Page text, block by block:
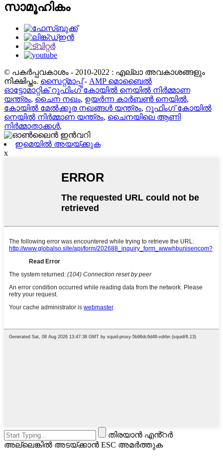
സാമൂഹികം
© പകർപ്പവകാശം - 2010-2022 : എല്ലാ അവകാശങ്ങളും
നിക്ഷിപ്തം. സൈറ്റ്മാപ്പ്- AMP മൊബൈൽ
ഓട്ടോമാറ്റിക് റൂഫിംഗ് കോയിൽ നെയിൽ നിർമ്മാണ
യന്ത്രം, ചൈന നഖം, ഉയർന്ന കാർബൺ നെയിൽ,
കോയിൽ മേൽക്കൂര നഖങ്ങൾ യന്ത്രം, റൂഫിംഗ് കോയിൽ
നെയിൽ നിർമ്മാണ യന്ത്രം, ചൈനയിലെ ആണി
നിർമ്മാതാക്കൾ,
ഇമെയിൽ അയയ്ക്കുക
x
തിരയാൻ എൻ്റർ
അല്ലെങ്കിൽ അടയ്ക്കാൻ ESC അമർത്തുക